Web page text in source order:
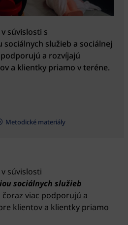
súvislosti s
služieb a sociálnej
a rozvíjajú
a klientky priamo v teréne.
Metodické materiály
súvislosti
sociálnych služieb
čoraz viac podporujú a
klientov a klientky priamo